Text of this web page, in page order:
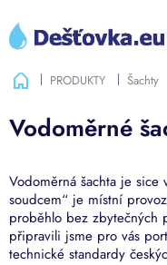
obsah
CZK
DomůPRODUKTY Šachty
Vodoměrné
Vodoměrná šachta je
soudcem“ je místní
proběhlo bez zbytečných
připravili jsme pro vás
technické standardy